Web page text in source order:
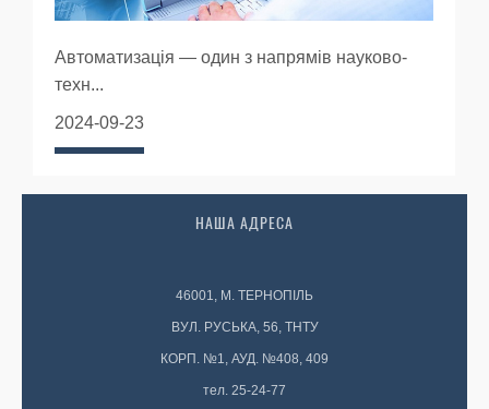
Автоматизація — один з напрямів науково-
техн...
2024-09-23
НАША АДРЕСА
46001, М. ТЕРНОПІЛЬ
ВУЛ. РУСЬКА, 56, ТНТУ
КОРП. №1, АУД. №408, 409
тел. 25-24-77